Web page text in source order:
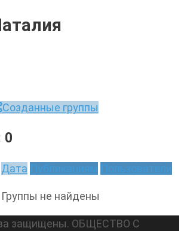
Созданные группы
0
Дата Публикациям Пользователи
Группы не найдены
защищены. ОБЩЕСТВО С